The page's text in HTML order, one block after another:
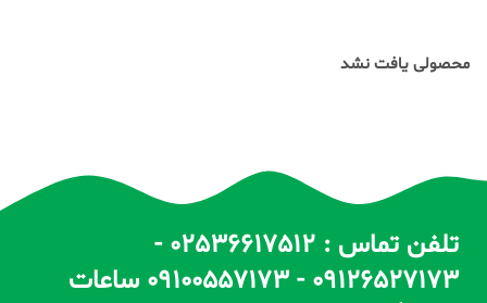
محصولی یافت نشد
تلفن تماس : 02536617512 -
09126527173 - 09100557173 ساعات